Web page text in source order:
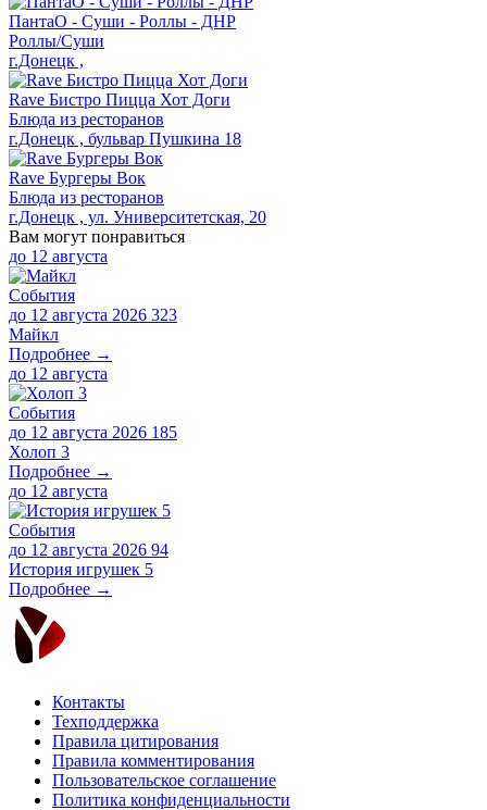
ПантаО - Суши - Роллы - ДНР
Роллы/Суши
г.Донецк ,
Rave Бистро Пицца Хот Доги
Блюда из ресторанов
г.Донецк , бульвар Пушкина 18
Rave Бургеры Вок
Блюда из ресторанов
г.Донецк , ул. Университетская, 20
Вам могут понравиться
до 12 августа
События
до 12 августа 2026 323
Майкл
Подробнее →
до 12 августа
События
до 12 августа 2026 185
Холоп 3
Подробнее →
до 12 августа
События
до 12 августа 2026 94
История игрушек 5
Подробнее →
Контакты
Техподдержка
Правила цитирования
Правила комментирования
Пользовательское соглашение
Политика конфиденциальности